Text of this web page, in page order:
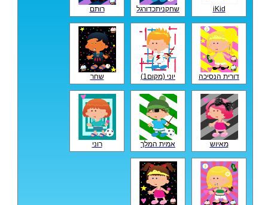
iKid שחקניתכדורגל רותם
דורית הנסיכה יוני (מקום1) שחר
מאיוש אמית המלך רוני